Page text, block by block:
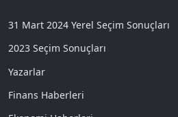
31 Mart 2024 Yerel Seçim Sonuçları
2023 Seçim Sonuçları
Yazarlar
Finans Haberleri